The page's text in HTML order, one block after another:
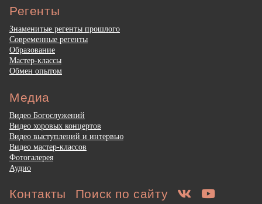
Регенты
Знаменитые регенты прошлого
Современные регенты
Образование
Мастер-классы
Обмен опытом
Медиа
Видео Богослужений
Видео хоровых концертов
Видео выступлений и интервью
Видео мастер-классов
Фотогалерея
Аудио
Контакты Поиск по сайту